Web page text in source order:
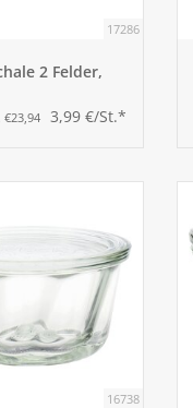
17286
2 Felder,
€23,94 3,99 €/St.*
16738